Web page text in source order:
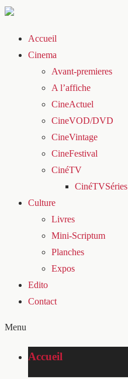
Accueil
Cinema
Avant-premieres
A l’affiche
CineActuel
CineVOD/DVD
CineVintage
CineFestival
CinéTV
CinéTVSéries
Culture
Livres
Mini-Scriptum
Planches
Expos
Edito
Contact
Menu
Accueil